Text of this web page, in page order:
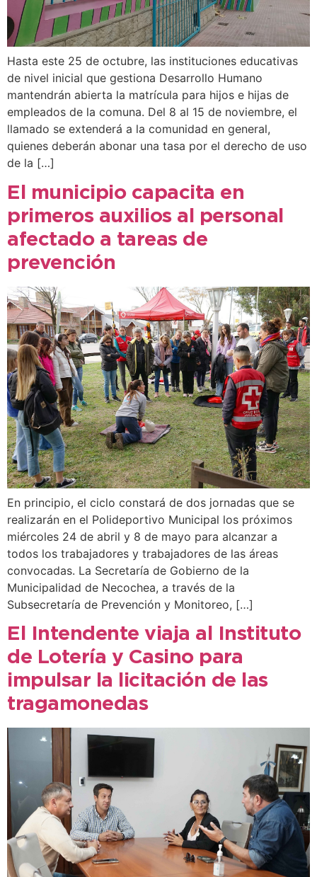
Hasta este 25 de octubre, las instituciones educativas
de nivel inicial que gestiona Desarrollo Humano
mantendrán abierta la matrícula para hijos e hijas de
empleados de la comuna. Del 8 al 15 de noviembre, el
llamado se extenderá a la comunidad en general,
quienes deberán abonar una tasa por el derecho de uso
de la […]
El municipio capacita en
primeros auxilios al personal
afectado a tareas de
prevención
En principio, el ciclo constará de dos jornadas que se
realizarán en el Polideportivo Municipal los próximos
miércoles 24 de abril y 8 de mayo para alcanzar a
todos los trabajadores y trabajadores de las áreas
convocadas. La Secretaría de Gobierno de la
Municipalidad de Necochea, a través de la
Subsecretaría de Prevención y Monitoreo, […]
El Intendente viaja al Instituto
de Lotería y Casino para
impulsar la licitación de las
tragamonedas